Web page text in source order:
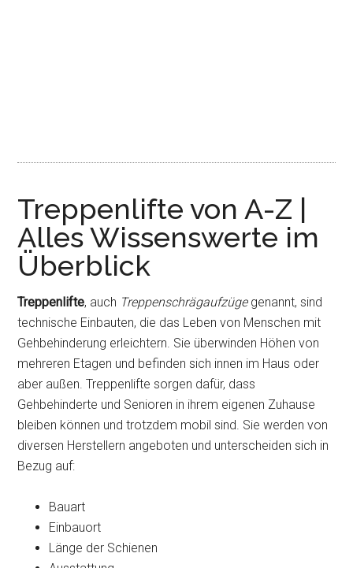
Treppenlifte von A-Z |
Alles Wissenswerte im
Überblick
Treppenlifte, auch Treppenschrägaufzügegenannt, sind
technische Einbauten, die das Leben von Menschen mit
Gehbehinderung erleichtern. Sie überwinden Höhen von
mehreren Etagen und befinden sich innen im Haus oder
aber außen. Treppenlifte sorgen dafür, dass
Gehbehinderte und Senioren in ihrem eigenen Zuhause
bleiben können und trotzdem mobil sind. Sie werden von
diversen Herstellern angeboten und unterscheiden sich in
Bezug auf:
Bauart
Einbauort
Länge der Schienen